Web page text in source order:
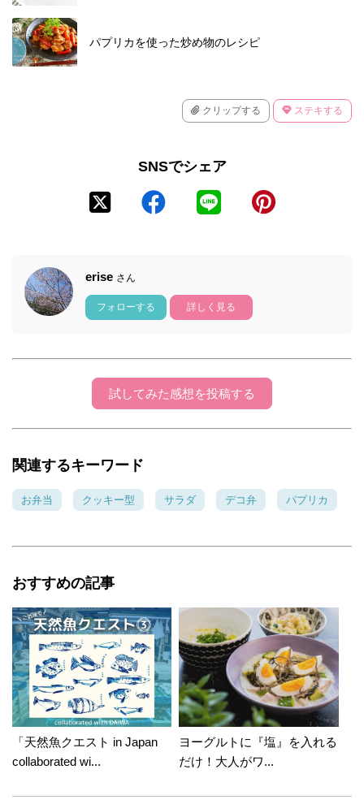
パプリカを使った炒め物のレシピ
クリップする ステキする
SNSでシェア
erise さん
フォローする 詳しく見る
試してみた感想を投稿する
関連するキーワード
お弁当 クッキー型 サラダ デコ弁 パプリカ
おすすめの記事
「天然魚クエスト in Japan
collaborated wi...
ヨーグルトに『塩』を入れる
だけ！大人がワ...